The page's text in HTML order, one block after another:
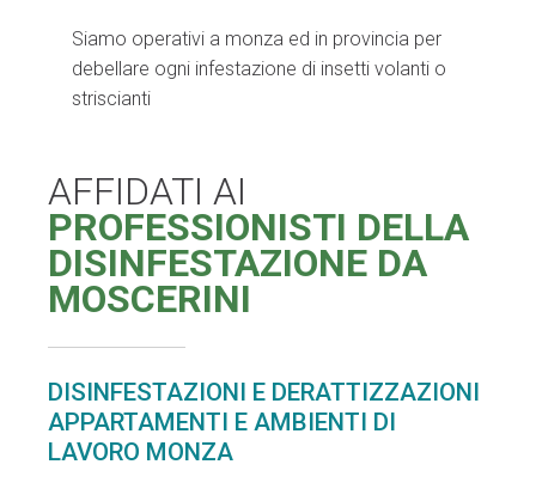
Siamo operativi a monza ed in provincia per
debellare ogni infestazione di insetti volanti o
striscianti
AFFIDATI AI
PROFESSIONISTI DELLA
DISINFESTAZIONE DA
MOSCERINI
DISINFESTAZIONI E DERATTIZZAZIONI
APPARTAMENTI E AMBIENTI DI
LAVORO MONZA